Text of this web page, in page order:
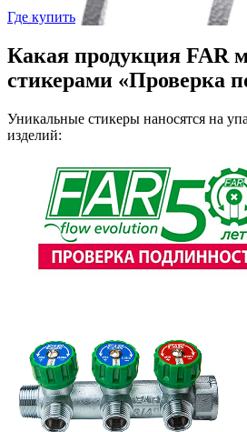
Где купить
Какая продукция FAR
стикерами «Проверка
Уникальные стикеры наносятся на
изделий: